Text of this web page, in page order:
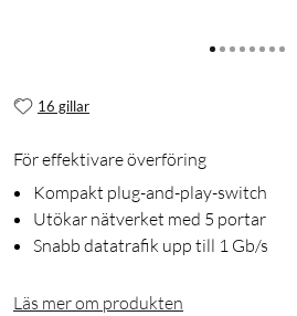
16 gillar
För effektivare överföring
Kompakt plug-and-play-switch
Utökar nätverket med 5 portar
Snabb datatrafik upp till 1 Gb/s
Läs mer om produkten